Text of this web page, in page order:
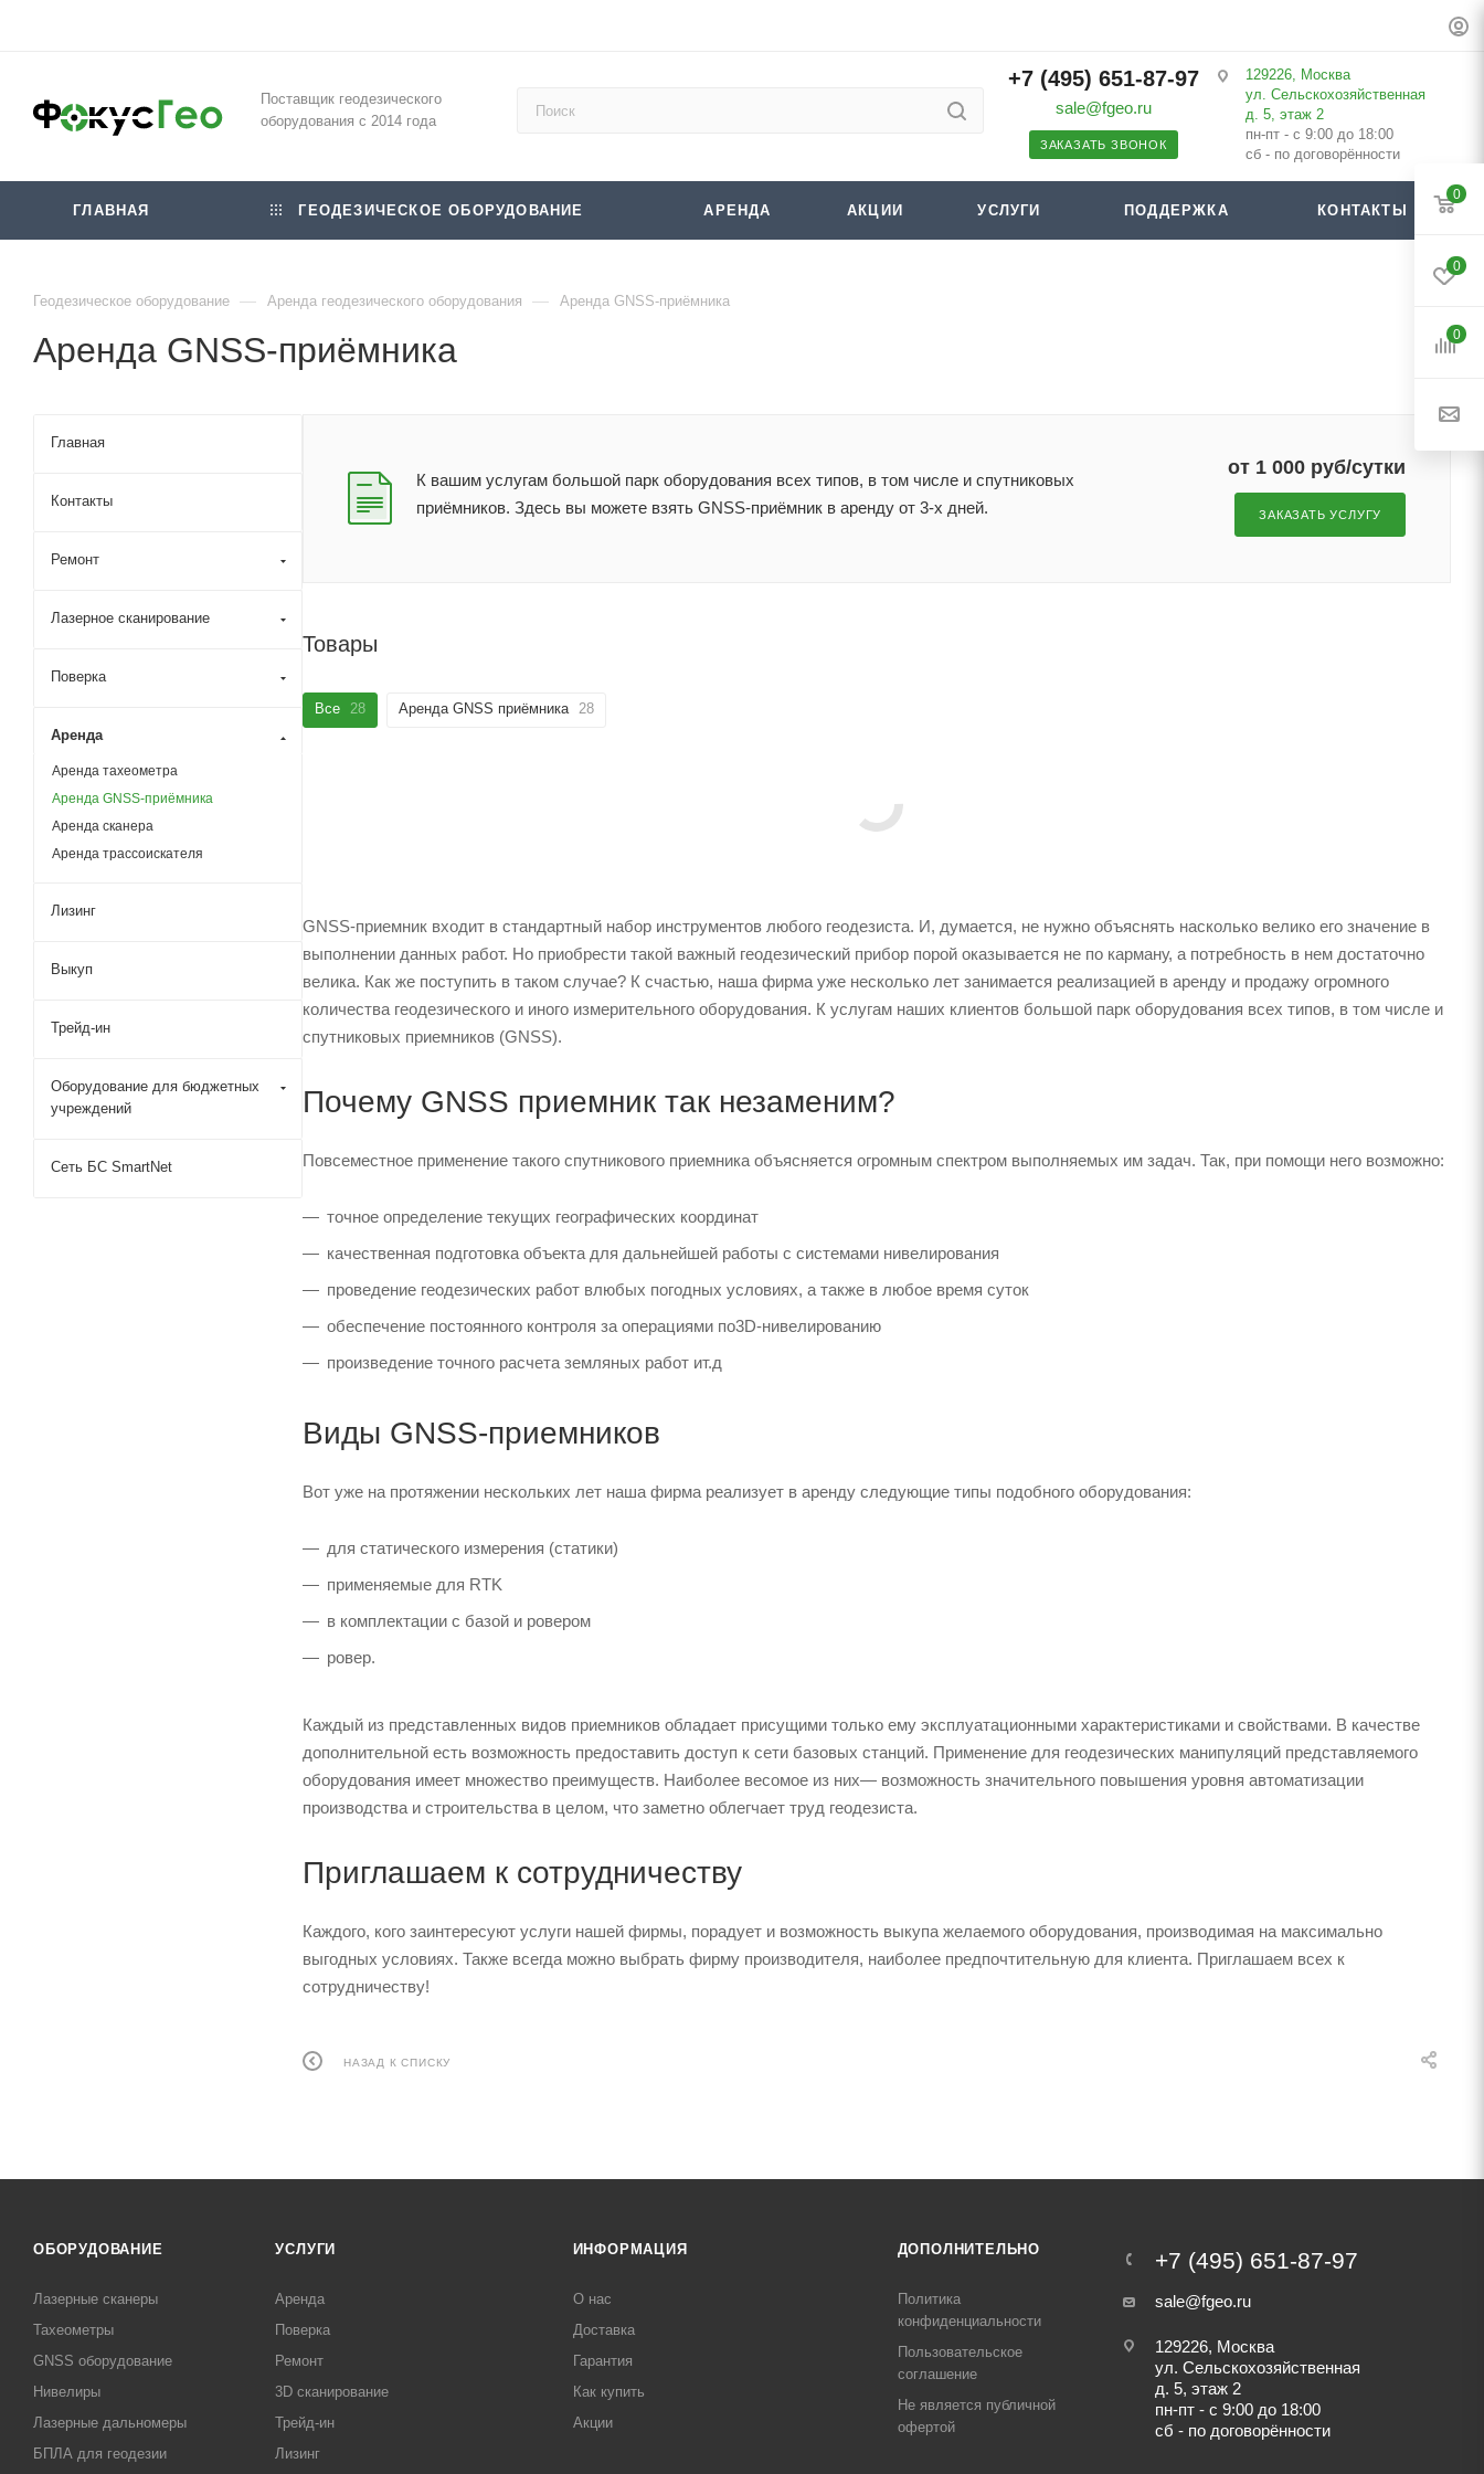
Поставщик геодезического
оборудования с 2014 года
+7 (495) 651-87-97
sale@fgeo.ru
ЗАКАЗАТЬ ЗВОНОК
129226, Москва
ул. Сельскохозяйственная
д. 5, этаж 2
пн-пт - с 9:00 до 18:00
сб - по договорённости
ГЛАВНАЯ ГЕОДЕЗИЧЕСКОЕ ОБОРУДОВАНИЕ АРЕНДА АКЦИИ УСЛУГИ ПОДДЕРЖКА КОНТАКТЫ
Геодезическое оборудование — Аренда геодезического оборудования — Аренда GNSS-приёмника
Аренда GNSS-приёмника
К вашим услугам большой парк оборудования всех типов, в том числе и спутниковых
приёмников. Здесь вы можете взять GNSS-приёмник в аренду от 3-х дней.
от 1 000 руб/сутки
ЗАКАЗАТЬ УСЛУГУ
Товары
Все 28 Аренда GNSS приёмника 28
GNSS-приемник входит в стандартный набор инструментов любого геодезиста. И, думается, не нужно объяснять насколько велико его значение в
выполнении данных работ. Но приобрести такой важный геодезический прибор порой оказывается не по карману, а потребность в нем достаточно
велика. Как же поступить в таком случае? К счастью, наша фирма уже несколько лет занимается реализацией в аренду и продажу огромного
количества геодезического и иного измерительного оборудования. К услугам наших клиентов большой парк оборудования всех типов, в том числе и
спутниковых приемников (GNSS).
Почему GNSS приемник так незаменим?
Повсеместное применение такого спутникового приемника объясняется огромным спектром выполняемых им задач. Так, при помощи него возможно:
точное определение текущих географических координат
качественная подготовка объекта для дальнейшей работы с системами нивелирования
проведение геодезических работ влюбых погодных условиях, а также в любое время суток
обеспечение постоянного контроля за операциями по3D-нивелированию
произведение точного расчета земляных работ ит.д
Виды GNSS-приемников
Вот уже на протяжении нескольких лет наша фирма реализует в аренду следующие типы подобного оборудования:
для статического измерения (статики)
применяемые для RTK
в комплектации с базой и ровером
ровер.
Каждый из представленных видов приемников обладает присущими только ему эксплуатационными характеристиками и свойствами. В качестве
дополнительной есть возможность предоставить доступ к сети базовых станций. Применение для геодезических манипуляций представляемого
оборудования имеет множество преимуществ. Наиболее весомое из них— возможность значительного повышения уровня автоматизации
производства и строительства в целом, что заметно облегчает труд геодезиста.
Приглашаем к сотрудничеству
Каждого, кого заинтересуют услуги нашей фирмы, порадует и возможность выкупа желаемого оборудования, производимая на максимально
выгодных условиях. Также всегда можно выбрать фирму производителя, наиболее предпочтительную для клиента. Приглашаем всех к
сотрудничеству!
НАЗАД К СПИСКУ
Главная
Контакты
Ремонт
Лазерное сканирование
Поверка
Аренда
Аренда тахеометра
Аренда GNSS-приёмника
Аренда сканера
Аренда трассоискателя
Лизинг
Выкуп
Трейд-ин
Оборудование для бюджетных
учреждений
Сеть БС SmartNet
ОБОРУДОВАНИЕ
Лазерные сканеры
Тахеометры
GNSS оборудование
Нивелиры
Лазерные дальномеры
БПЛА для геодезии
УСЛУГИ
Аренда
Поверка
Ремонт
3D сканирование
Трейд-ин
Лизинг
ИНФОРМАЦИЯ
О нас
Доставка
Гарантия
Как купить
Акции
ДОПОЛНИТЕЛЬНО
Политика
конфиденциальности
Пользовательское
соглашение
Не является публичной
офертой
+7 (495) 651-87-97
sale@fgeo.ru
129226, Москва
ул. Сельскохозяйственная
д. 5, этаж 2
пн-пт - с 9:00 до 18:00
сб - по договорённости
0
0
0